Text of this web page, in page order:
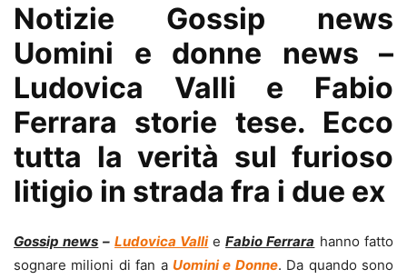
Notizie Gossip news
Uomini e donne news –
Ludovica Valli e Fabio
Ferrara storie tese. Ecco
tutta la verità sul furioso
litigio in strada fra i due ex
Gossip news – Ludovica Valli eFabio Ferrara hanno fatto
sognare milioni di fan a Uomini e Donne. Da quando sono